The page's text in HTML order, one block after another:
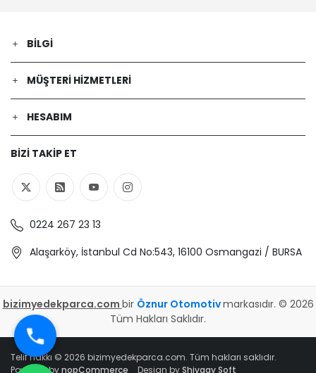
BILGI
MÜŞTERI HIZMETLERI
HESABIM
BIZI TAKIP ET
0224 267 23 13
Alaşarköy, İstanbul Cd No:543, 16100 Osmangazi / BURSA
bizimyedekparca.com bir Öznur Otomotivmarkasıdır. © 2026
Tüm Hakları Saklıdır.
Telif hakkı © 2026 bizimyedekparca.com. Tüm hakları saklıdır.
Powered bynopCommerce Design byShivaay Soft